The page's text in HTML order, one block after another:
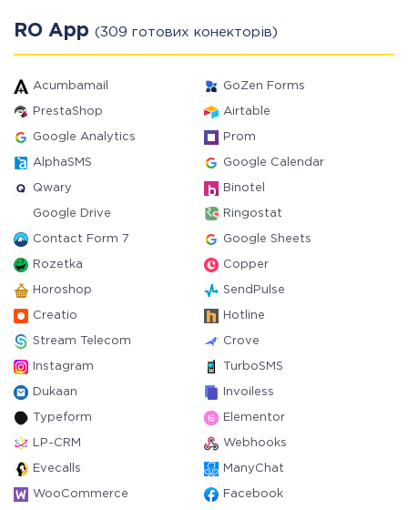
RO App (309 готових конекторів)
Acumbamail GoZen Forms
PrestaShop Airtable
Google Analytics Prom
AlphaSMS Google Calendar
Qwary Binotel
Google Drive Ringostat
Contact Form 7 Google Sheets
Rozetka Copper
Horoshop SendPulse
Creatio Hotline
Stream Telecom Crove
Instagram TurboSMS
Dukaan Invoiless
Typeform Elementor
LP-CRM Webhooks
Evecalls ManyChat
WooCommerce Facebook